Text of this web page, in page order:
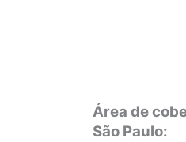
Área de
São Paulo: